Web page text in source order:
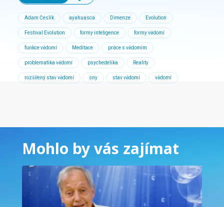
Adam Česlík ayahuasca Dimenze Evolution
Festival Evolution formy inteligence formy vědomí
funkce vědomí Meditace práce s vědomím
problematika vědomí psychedelika Reality
rozšířený stav vědomí sny stav vědomí vědomí
Mohlo by vás zajímat